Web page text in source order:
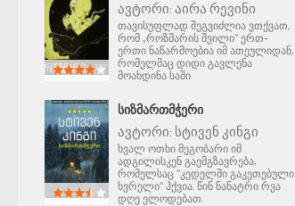
ავტორი: აირა რევინი
თავისუფლად შეგვიძლია ვთქვათ,
რომ „როზმარის შვილი" ერთ-
ერთი ნაწარმოებია იმ ათეულიდან,
რომელმაც დიდი გავლენა
მოახდინა საში
ᲡᲘᲖᲛᲐᲠᲗᲛᲭᲔᲠᲘ
ავტორი: სტივენ კინგი
ხვალ ოთხი მეგობარი იმ
ადგილისკენ გაემგზავრება,
რომელსაც "კედელში გაკეთებული
ხვრელი" ჰქვია. წინ ნანატრი რვა
დღე ელოდებათ.